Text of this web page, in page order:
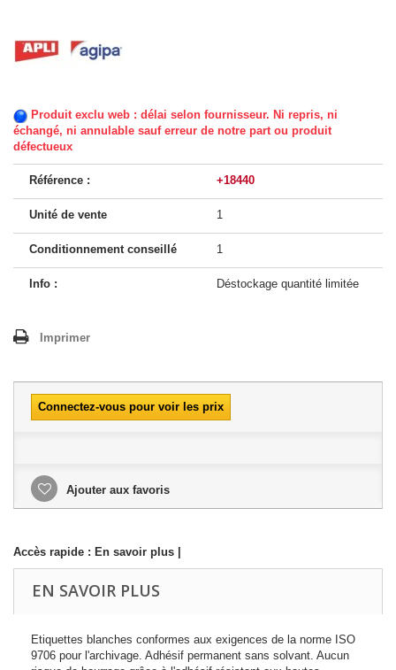
Produit exclu web : délai selon fournisseur. Ni repris, ni
échangé, ni annulable sauf erreur de notre part ou produit
défectueux
Référence : +18440
Unité de vente 1
Conditionnement conseillé 1
Info : Déstockage quantité limitée
Imprimer
Connectez-vous pour voir les prix
Ajouter aux favoris
Accès rapide : En savoir plus
EN SAVOIR PLUS
Etiquettes blanches conformes aux exigences de la norme ISO
9706 pour l'archivage. Adhésif permanent sans solvant. Aucun